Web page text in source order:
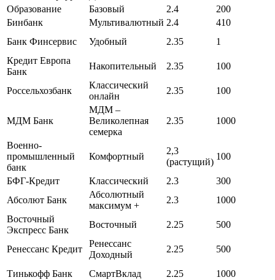
Образование
Базовый 2.4
200
Бинбанк
Мультивалютный 2.4
410
Банк Финсервис
Удобный 2.35
1
Кредит Европа
Банк
Накопительный 2.35 100
Россельхозбанк
Классический
онлайн
2.35 100
МДМ Банк
МДМ –
Великолепная
семерка
2.35 1000
Военно-
промышленный
банк
Комфортный
2,3
(растущий)
100
БФГ-Кредит Классический 2.3
300
Абсолют Банк
Абсолютный
максимум +
2.3
1000
Восточный
Экспресс Банк
Восточный 2.25 500
Ренессанс Кредит
Ренессанс
Доходный
2.25 500
Тинькофф Банк СмартВклад 2.25
1000